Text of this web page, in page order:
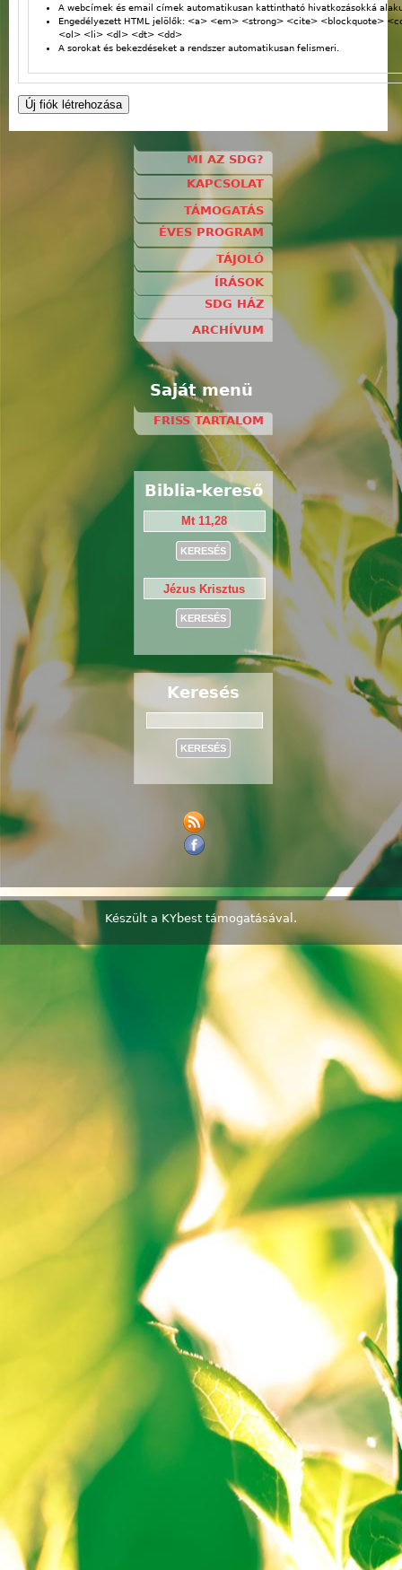
A webcímek és email címek automatikusan kattintható hivatkozásokká
Engedélyezett HTML jelölők: <a> <em> <strong> <cite> <blockquote>
<ol> <li> <dl> <dt> <dd>
A sorokat és bekezdéseket a rendszer automatikusan felismeri.
MI AZ SDG?
KAPCSOLAT
TÁMOGATÁS
ÉVES PROGRAM
TÁJOLÓ
ÍRÁSOK
SDG HÁZ
ARCHÍVUM
Saját menü
FRISS TARTALOM
Biblia-kereső
Keresés
Készült a KYbest támogatásával.